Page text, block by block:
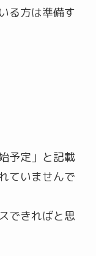
る方は準備す
予定」と記載
ていませんで
できればと思